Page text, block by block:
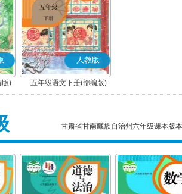
版)
人教版
五年级语文下册(部编版)
甘肃省甘南藏族自治州六年级课本版本